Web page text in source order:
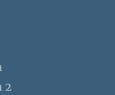
2